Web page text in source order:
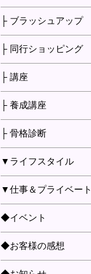
├ ブラッシュアップ
├ 同行ショッピング
├ 講座
├ 養成講座
├ 骨格診断
▼ライフスタイル
▼仕事＆プライベート
◆イベント
◆お客様の感想